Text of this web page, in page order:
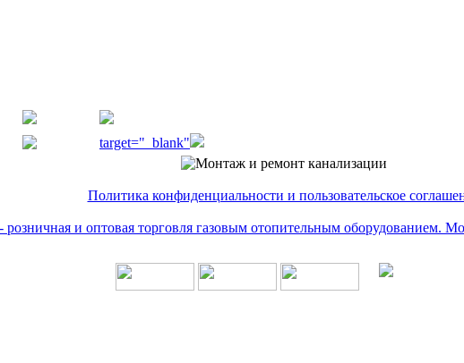
target="_blank"
Политика конфиденциальности и пользовательское
- розничная и оптовая торговля газовым отопительным оборудованием.